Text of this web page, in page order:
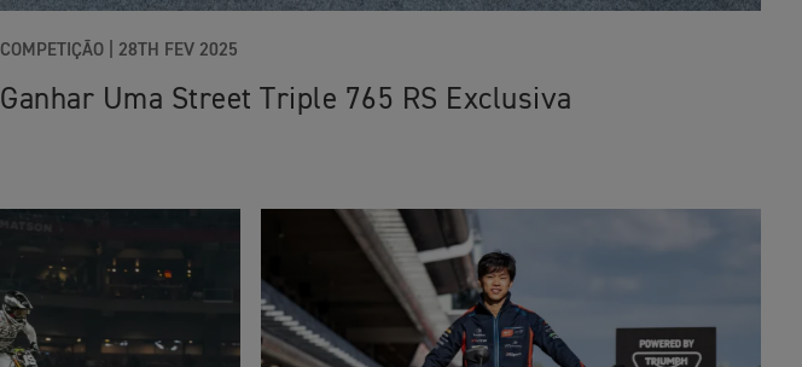
COMPETIÇÃO | 28TH FEV 2025
Ganhar Uma Street Triple 765 RS Exclusiva